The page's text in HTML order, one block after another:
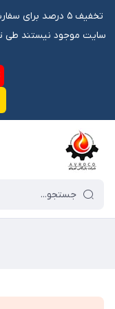
فروشگاه آنلاین آوروکو